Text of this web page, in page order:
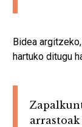
Bidea
hartuko ditugu